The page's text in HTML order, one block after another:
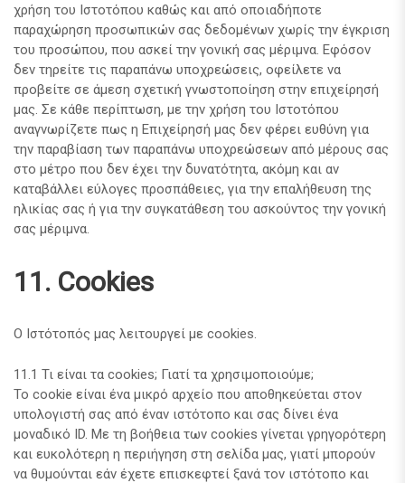
χρήση του Ιστοτόπου καθώς και από οποιαδήποτε
παραχώρηση προσωπικών σας δεδομένων χωρίς την έγκριση
του προσώπου, που ασκεί την γονική σας μέριμνα. Εφόσον
δεν τηρείτε τις παραπάνω υποχρεώσεις, οφείλετε να
προβείτε σε άμεση σχετική γνωστοποίηση στην επιχείρησή
μας. Σε κάθε περίπτωση, με την χρήση του Ιστοτόπου
αναγνωρίζετε πως η Επιχείρησή μας δεν φέρει ευθύνη για
την παραβίαση των παραπάνω υποχρεώσεων από μέρους σας
στο μέτρο που δεν έχει την δυνατότητα, ακόμη και αν
καταβάλλει εύλογες προσπάθειες, για την επαλήθευση της
ηλικίας σας ή για την συγκατάθεση του ασκούντος την γονική
σας μέριμνα.
11. Cookies
Ο Ιστότοπός μας λειτουργεί με cookies.
11.1 Τι είναι τα cookies; Γιατί τα χρησιμοποιούμε;
Το cookie είναι ένα μικρό αρχείο που αποθηκεύεται στον
υπολογιστή σας από έναν ιστότοπο και σας δίνει ένα
μοναδικό ID. Με τη βοήθεια των cookies γίνεται γρηγορότερη
και ευκολότερη η περιήγηση στη σελίδα μας, γιατί μπορούν
να θυμούνται εάν έχετε επισκεφτεί ξανά τον ιστότοπο και